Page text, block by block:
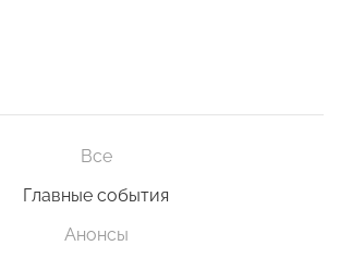
Все
Главные события
Анонсы